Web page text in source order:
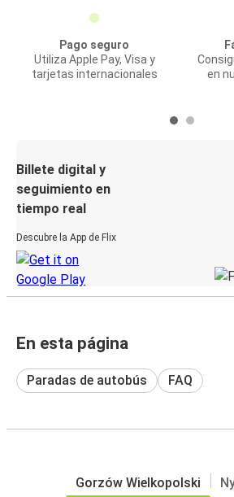
Pago seguro
Utiliza Apple Pay, Visa y
tarjetas internacionales
en
Billete digital y
seguimiento en
tiempo real
Descubre la App de Flix
En esta página
Paradas de autobús FAQ
Gorzów Wielkopolski